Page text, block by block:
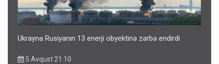
Ukrayna Rusiyanın 13 enerji obyektinə zərbə endirdi
5 Avqust 21:10